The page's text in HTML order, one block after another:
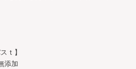
ｔ】
添加